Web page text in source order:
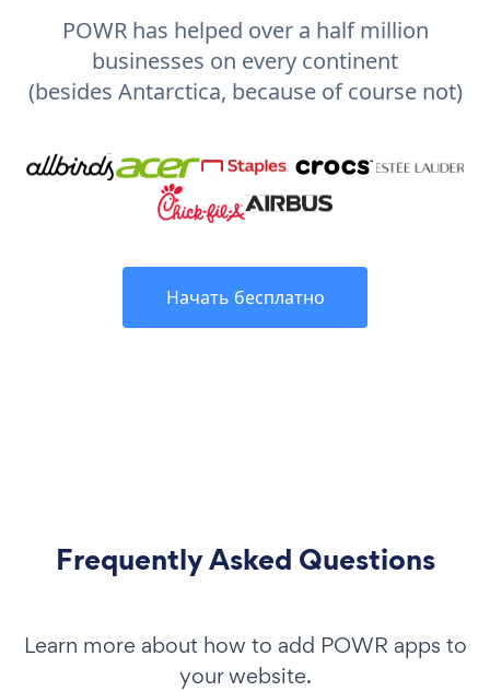
POWR has helped over a half million
businesses on every continent
(besides Antarctica, because of course not)
Начать бесплатно
Frequently Asked Questions
Learn more about how to add POWR apps to
your website.